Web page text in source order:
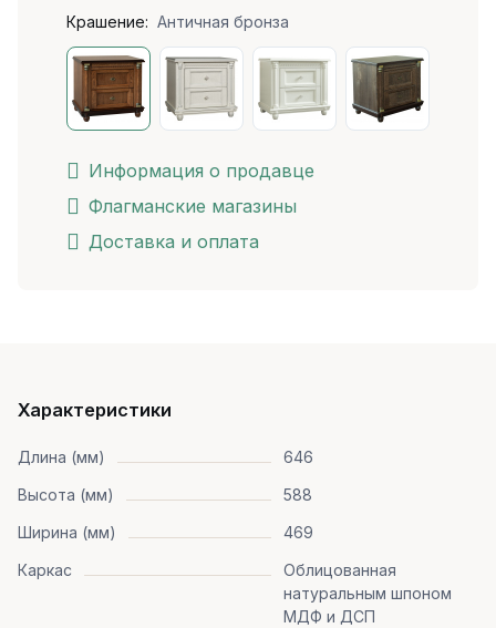
Крашение: Античная бронза
Информация о продавце
Флагманские магазины
Доставка и оплата
Характеристики
Длина (мм)
646
Высота (мм)
588
Ширина (мм)
469
Каркас
Облицованная
натуральным шпоном
МДФ и ДСП